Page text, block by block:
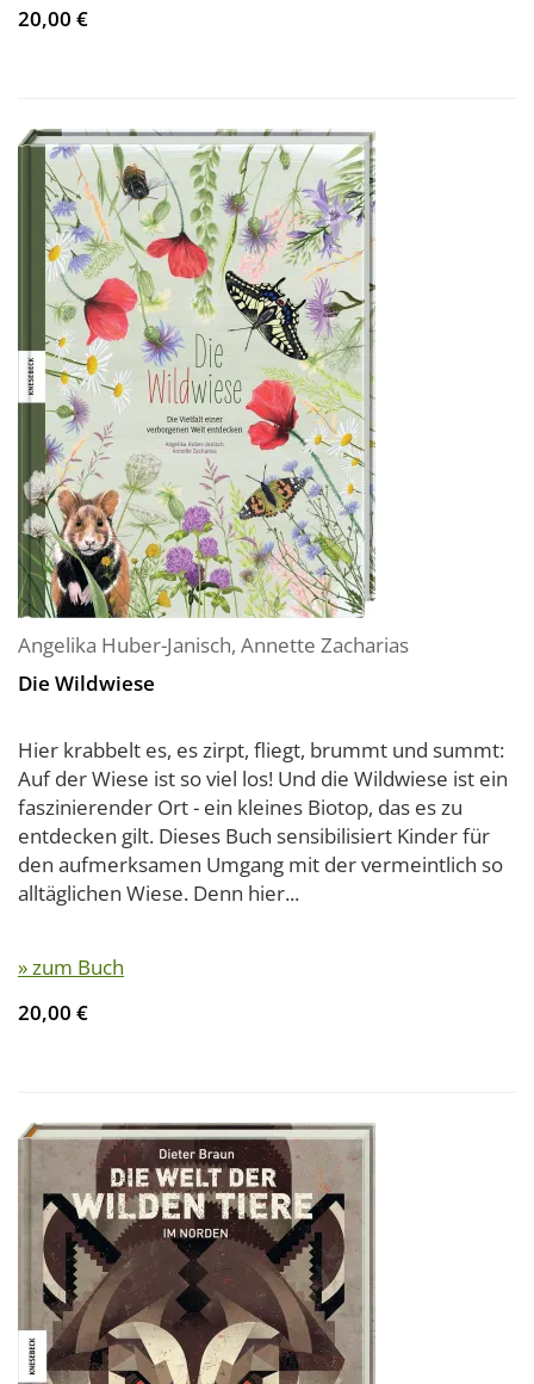
20,00 €
Angelika Huber-Janisch, Annette Zacharias
Die Wildwiese
Hier krabbelt es, es zirpt, fliegt, brummt und summt:
Auf der Wiese ist so viel los! Und die Wildwiese ist ein
faszinierender Ort - ein kleines Biotop, das es zu
entdecken gilt. Dieses Buch sensibilisiert Kinder für
den aufmerksamen Umgang mit der vermeintlich so
alltäglichen Wiese. Denn hier...
» zum Buch
20,00 €